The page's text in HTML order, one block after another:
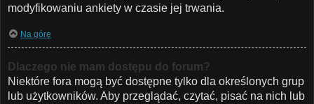
modyfikowaniu ankiety w czasie jej trwania.
Na górę
Dlaczego nie mam dostępu do forum?
Niektóre fora mogą być dostępne tylko dla określonych grup
lub użytkowników. Aby przeglądać, czytać, pisać na nich lub